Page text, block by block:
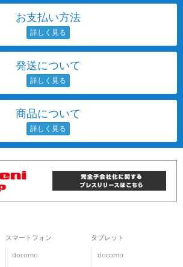
お支払い方法
発送について
商品について
スマートフォン
docomo
タブレット
docomo